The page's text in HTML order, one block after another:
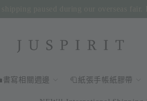
書寫相關週邊 🧻紙張手帳紙膠帶